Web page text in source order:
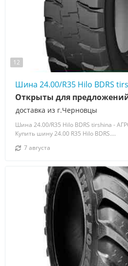
12
Шина 24.00/R35 Hilo BDRS
доставка из г.Черновцы
Открыты для
Шина 24.00/R35 Hilo BDRS tirshina -
Купить шину 24.00 R35 Hilo BDRS....
7 августа